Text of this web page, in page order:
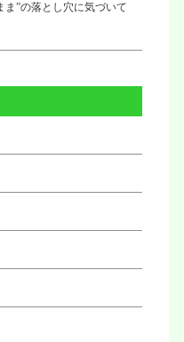
ま”の落とし穴に気づいて